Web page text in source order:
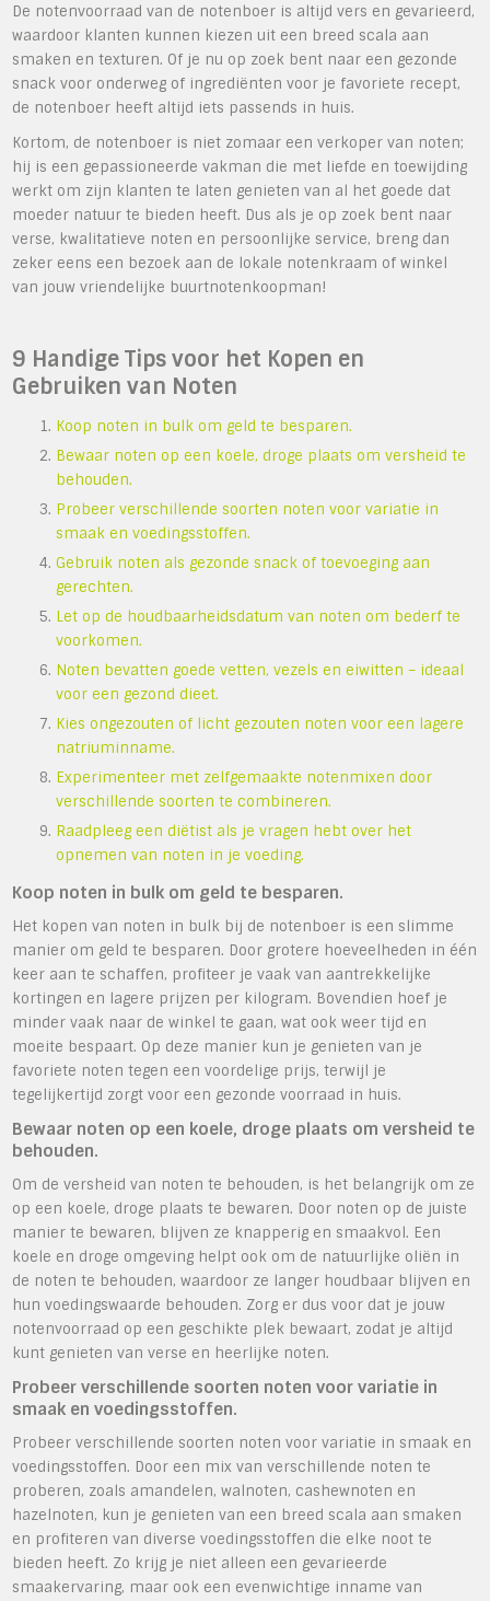
De notenvoorraad van de notenboer is altijd vers en gevarieerd,
waardoor klanten kunnen kiezen uit een breed scala aan
smaken en texturen. Of je nu op zoek bent naar een gezonde
snack voor onderweg of ingrediënten voor je favoriete recept,
de notenboer heeft altijd iets passends in huis.
Kortom, de notenboer is niet zomaar een verkoper van noten;
hij is een gepassioneerde vakman die met liefde en toewijding
werkt om zijn klanten te laten genieten van al het goede dat
moeder natuur te bieden heeft. Dus als je op zoek bent naar
verse, kwalitatieve noten en persoonlijke service, breng dan
zeker eens een bezoek aan de lokale notenkraam of winkel
van jouw vriendelijke buurtnotenkoopman!
9 Handige Tips voor het Kopen en
Gebruiken van Noten
Koop noten in bulk om geld te besparen.
Bewaar noten op een koele, droge plaats om versheid te
behouden.
Probeer verschillende soorten noten voor variatie in
smaak en voedingsstoffen.
Gebruik noten als gezonde snack of toevoeging aan
gerechten.
Let op de houdbaarheidsdatum van noten om bederf te
voorkomen.
Noten bevatten goede vetten, vezels en eiwitten – ideaal
voor een gezond dieet.
Kies ongezouten of licht gezouten noten voor een lagere
natriuminname.
Experimenteer met zelfgemaakte notenmixen door
verschillende soorten te combineren.
Raadpleeg een diëtist als je vragen hebt over het
opnemen van noten in je voeding.
Koop noten in bulk om geld te besparen.
Het kopen van noten in bulk bij de notenboer is een slimme
manier om geld te besparen. Door grotere hoeveelheden in één
keer aan te schaffen, profiteer je vaak van aantrekkelijke
kortingen en lagere prijzen per kilogram. Bovendien hoef je
minder vaak naar de winkel te gaan, wat ook weer tijd en
moeite bespaart. Op deze manier kun je genieten van je
favoriete noten tegen een voordelige prijs, terwijl je
tegelijkertijd zorgt voor een gezonde voorraad in huis.
Bewaar noten op een koele, droge plaats om versheid te
behouden.
Om de versheid van noten te behouden, is het belangrijk om ze
op een koele, droge plaats te bewaren. Door noten op de juiste
manier te bewaren, blijven ze knapperig en smaakvol. Een
koele en droge omgeving helpt ook om de natuurlijke oliën in
de noten te behouden, waardoor ze langer houdbaar blijven en
hun voedingswaarde behouden. Zorg er dus voor dat je jouw
notenvoorraad op een geschikte plek bewaart, zodat je altijd
kunt genieten van verse en heerlijke noten.
Probeer verschillende soorten noten voor variatie in
smaak en voedingsstoffen.
Probeer verschillende soorten noten voor variatie in smaak en
voedingsstoffen. Door een mix van verschillende noten te
proberen, zoals amandelen, walnoten, cashewnoten en
hazelnoten, kun je genieten van een breed scala aan smaken
en profiteren van diverse voedingsstoffen die elke noot te
bieden heeft. Zo krijg je niet alleen een gevarieerde
smaakervaring, maar ook een evenwichtige inname van